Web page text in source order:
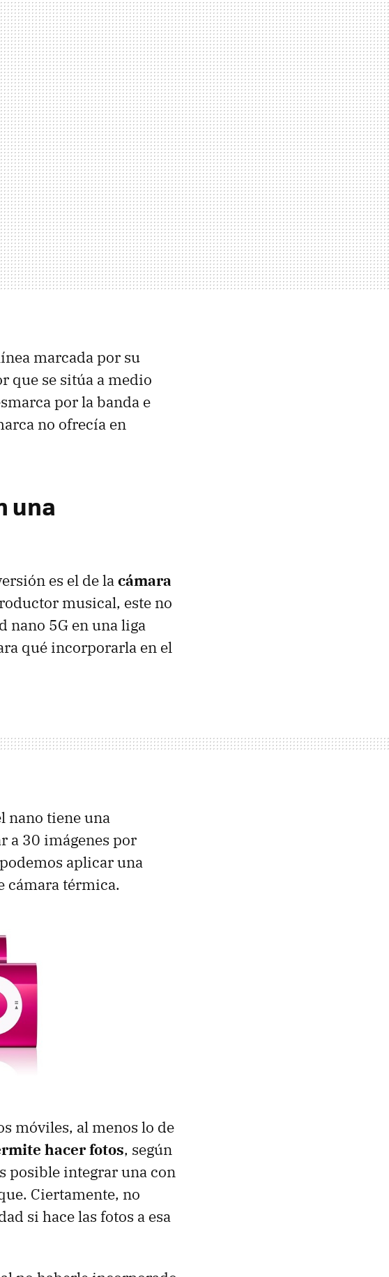
marcada por su
que se sitúa a medio
por la banda e
no ofrecía en
una
es el de lacámara
musical, este no
nano 5G en una liga
qué incorporarla en el
nano tiene una
a 30 imágenes por
aplicar una
cámara térmica.
móviles, al menos lo de
hacer fotos, según
posible integrar una con
Ciertamente, no
si hace las fotos a esa